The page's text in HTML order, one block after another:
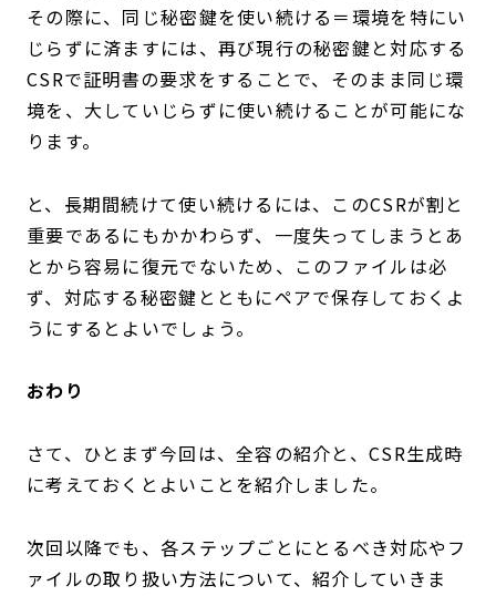
その際に、同じ秘密鍵を使い続ける＝環境を特にい
じらずに済ますには、再び現行の秘密鍵と対応する
CSRで証明書の要求をすることで、そのまま同じ環
境を、大していじらずに使い続けることが可能にな
ります。
と、長期間続けて使い続けるには、このCSRが割と
重要であるにもかかわらず、一度失ってしまうとあ
とから容易に復元でないため、このファイルは必
ず、対応する秘密鍵とともにペアで保存しておくよ
うにするとよいでしょう。
おわり
さて、ひとまず今回は、全容の紹介と、CSR生成時
に考えておくとよいことを紹介しました。
次回以降でも、各ステップごとにとるべき対応やフ
ァイルの取り扱い方法について、紹介していきま